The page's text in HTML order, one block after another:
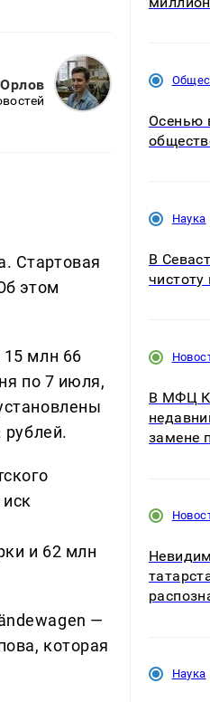
Стартовая
этом
15 млн 66
по 7 июля,
рублей.
и 62 млн
—
которая
Осенью
Наука
В
В МФЦ
замене
Наука